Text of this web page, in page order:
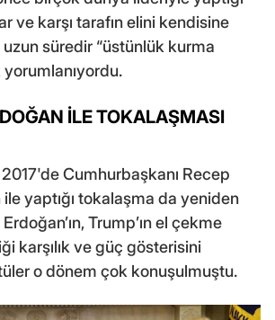
ve karşı tarafın elini kendisine
süredir “üstünlük kurma
İLE TOKALAŞMASI
2017'de Cumhurbaşkanı Recep
yaptığı tokalaşma da yeniden
Trump’ın el çekme
karşılık ve güç gösterisini
o dönem çok konuşulmuştu.